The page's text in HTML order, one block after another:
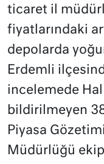
ticaret il
fiyatlarındaki
depolarda
Erdemli
incelemede Hal
bildirilmeyen
Piyasa
Müdürlüğü